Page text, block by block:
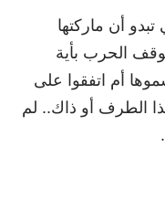
أن ماركتها
الحرب بأية
أم اتفقوا على
هذا الطرف أو ذاك.. لم